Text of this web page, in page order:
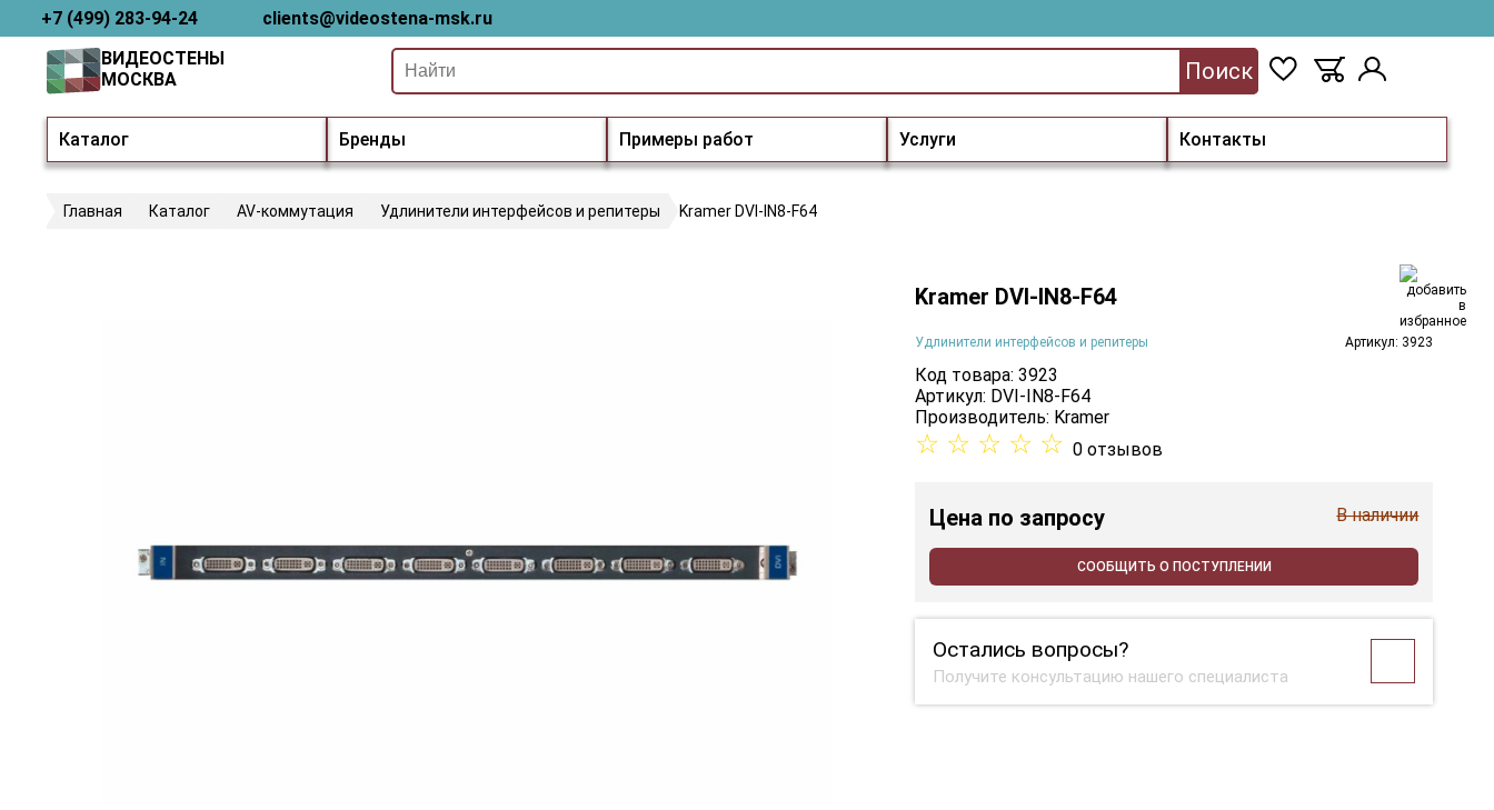
+7 (499) 283-94-24 clients@videostena-msk.ru
Каталог Бренды Примеры работ Услуги Контакты
ВИДЕОСТЕНЫ
МОСКВА
Поиск
Главная Каталог AV-коммутация Удлинители интерфейсов и репитеры Kramer DVI-IN8-F64
Kramer DVI-IN8-F64
Удлинители интерфейсов и репитеры Артикул: 3923
Код товара: 3923
Артикул: DVI-IN8-F64
Производитель: Kramer
☆ ☆ ☆ ☆ ☆ 0 отзывов
Цена по запросу В наличии
СООБЩИТЬ О ПОСТУПЛЕНИИ
Остались вопросы?
Получите консультацию нашего специалиста